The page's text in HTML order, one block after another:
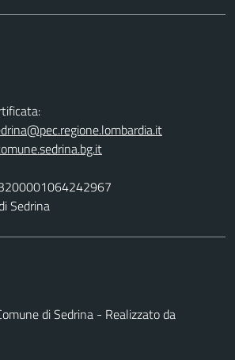
Sedrina
di Sedrina - Realizzato da